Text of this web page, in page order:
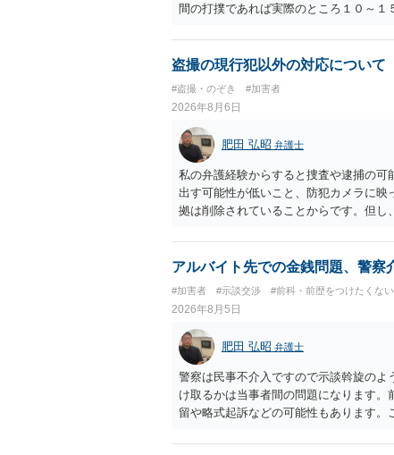
間の打撲であれば実際のところ１０～
想します。 本人訴訟で進める場合には
多く回収できないケースが多い（その
しておく必要があります。
盗撮の現行犯以外の対応について
#盗撮・のぞき #加害者
2026年8月6日
肥田 弘昭 弁護士
私の弁護経験からすると捜査や逮捕の
出す可能性が低いこと、防犯カメラに
拠は削除されていることからです。但し
査段階では性的姿態等撮影罪の被疑事
（最終的には不起訴ないし各都道府県
アルバイト先での金銭問題、警察
#加害者 #示談交渉 #前科・前歴をつけたくない
2026年8月5日
肥田 弘昭 弁護士
警察は民事不介入ですので示談斡旋の
け取るかは当事者間の問題になります
留や略式起訴などの可能性もあります。